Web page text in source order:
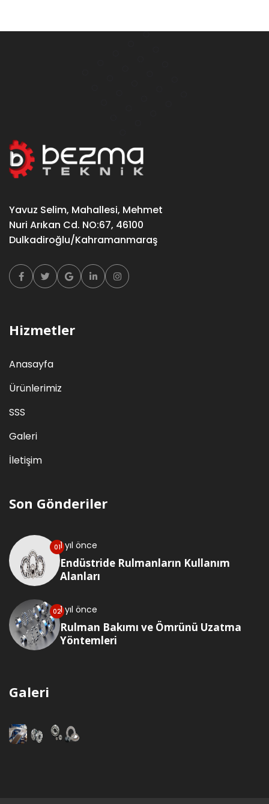
Yavuz Selim, Mahallesi, Mehmet
Nuri Arıkan Cd. NO:67, 46100
Dulkadiroğlu/Kahramanmaraş
Facebook
TwitterGoogleLinkedinInstagram
Hizmetler
Anasayfa
Ürünlerimiz
SSS
Galeri
İletişim
Son Gönderiler
1 yıl önce
Endüstride Rulmanların Kullanım
Alanları
1 yıl önce
Rulman Bakımı ve Ömrünü Uzatma
Yöntemleri
Galeri